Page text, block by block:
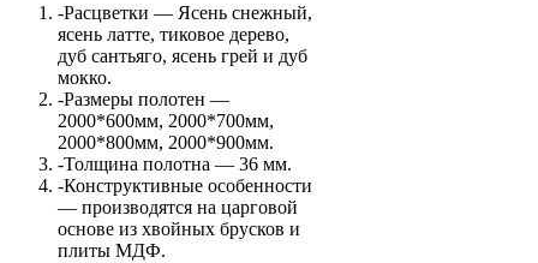
-Расцветки — Ясень снежный,
ясень латте, тиковое дерево,
дуб сантьяго, ясень грей и дуб
мокко.
-Размеры полотен —
2000*600мм, 2000*700мм,
2000*800мм, 2000*900мм.
-Толщина полотна — 36 мм.
-Конструктивные особенности
— производятся на царговой
основе из хвойных брусков и
плиты МДФ.